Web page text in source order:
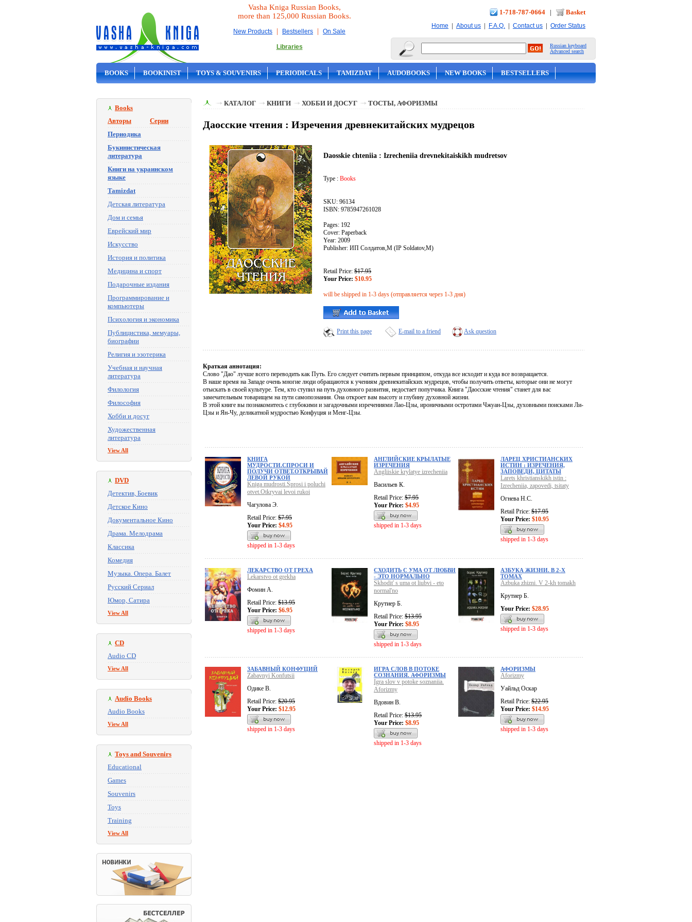
Vasha Kniga Russian Books,
more than 125,000 Russian Books.
New Products | Bestsellers | On Sale
Libraries
1-718-787-0664 | Basket
Home | About us | F.A.Q. | Contact us | Order Status
Russian keyboard
Advanced search
BOOKS BOOKINIST TOYS & SOUVENIRS PERIODICALS TAMIZDAT AUDOBOOKS NEW BOOKS BESTSELLERS
Books
Авторы
Серии
Периодика
Букинистическая
литература
Книги на украинском
языке
Tamizdat
Детская литература
Дом и семья
Еврейский мир
Искусство
История и политика
Медицина и спорт
Подарочные издания
Программирование и
компьютеры
Психология и экономика
Публицистика, мемуары,
биографии
Религия и эзотерика
Учебная и научная
литература
Филология
Философия
Хобби и досуг
Художественная
литература
View All
DVD
Детектив, Боевик
Детское Кино
Документальное Кино
Драма. Мелодрама
Классика
Комедия
Музыка. Опера. Балет
Русский Сериал
Юмор, Сатира
View All
CD
Audio CD
View All
Audio Books
Audio Books
View All
Toys and Souvenirs
Educational
Games
Souvenirs
Toys
Training
View All
КАТАЛОГ КНИГИ ХОББИ И ДОСУГ ТОСТЫ, АФОРИЗМЫ
Даосские чтения : Изречения древнекитайских мудрецов
Daosskie chteniia : Izrecheniia drevnekitaiskikh mudretsov
Type : Books
SKU: 96134
ISBN: 9785947261028
Pages: 192
Cover: Paperback
Year: 2009
Publisher: ИП Солдатов,М (IP Soldatov,M)
Retail Price: $17.95
Your Price: $10.95
will be shipped in 1-3 days (отправляется через 1-3 дня)
Print this page E-mail to a friend Ask question
Краткая аннотация:
Слово "Дао" лучше всего переводить как Путь. Его следует считать первым принципом, откуда все исходит и куда все возвращается.
В наше время на Западе очень многие люди обращаются к учениям древнекитайских мудрецов, чтобы получить ответы, которые они не могут
отыскать в своей культуре. Тем, кто ступил на путь духовного развития, недостает попутчика. Книга "Даосские чтения" станет для вас
замечательным товарищем на пути самопознания. Она откроет вам высоту и глубину духовной жизни.
В этой книге вы познакомитесь с глубокими и загадочными изречениями Лао-Цзы, ироничными остротами Чжуан-Цзы, духовными поисками Ли-
Цзы и Ян-Чу, деликатной мудростью Конфуция и Менг-Цзы.
КНИГА
МУДРОСТИ.СПРОСИ И
ПОЛУЧИ ОТВЕТ.ОТКРЫВАЙ
ЛЕВОЙ РУКОЙ
Kniga mudrosti.Sprosi i poluchi
otvet.Otkryvai levoi rukoi
Чагулова Э.
Retail Price: $7.95
Your Price: $4.95
shipped in 1-3 days
АНГЛИЙСКИЕ КРЫЛАТЫЕ
ИЗРЕЧЕНИЯ
Angliiskie krylatye izrecheniia
Васильев К.
Retail Price: $7.95
Your Price: $4.95
shipped in 1-3 days
ЛАРЕЦ ХРИСТИАНСКИХ
ИСТИН : ИЗРЕЧЕНИЯ,
ЗАПОВЕДИ, ЦИТАТЫ
Larets khristianskikh istin :
Izrecheniia, zapovedi, tsitaty
Огнева Н.С.
Retail Price: $17.95
Your Price: $10.95
shipped in 1-3 days
ЛЕКАРСТВО ОТ ГРЕХА
Lekarstvo ot grekha
Фомин А.
Retail Price: $13.95
Your Price: $6.95
shipped in 1-3 days
СХОДИТЬ С УМА ОТ ЛЮБВИ
- ЭТО НОРМАЛЬНО
Skhodit' s uma ot liubvi - eto
normal'no
Крутиер Б.
Retail Price: $13.95
Your Price: $8.95
shipped in 1-3 days
АЗБУКА ЖИЗНИ. В 2-Х
ТОМАХ
Azbuka zhizni. V 2-kh tomakh
Крутиер Б.
Your Price: $28.95
shipped in 1-3 days
ЗАБАВНЫЙ КОНФУЦИЙ
Zabavnyi Konfutsii
Одике В.
Retail Price: $20.95
Your Price: $12.95
shipped in 1-3 days
ИГРА СЛОВ В ПОТОКЕ
СОЗНАНИЯ. АФОРИЗМЫ
Igra slov v potoke soznaniia.
Aforizmy
Вдовин В.
Retail Price: $13.95
Your Price: $8.95
shipped in 1-3 days
АФОРИЗМЫ
Aforizmy
Уайльд Оскар
Retail Price: $22.95
Your Price: $14.95
shipped in 1-3 days